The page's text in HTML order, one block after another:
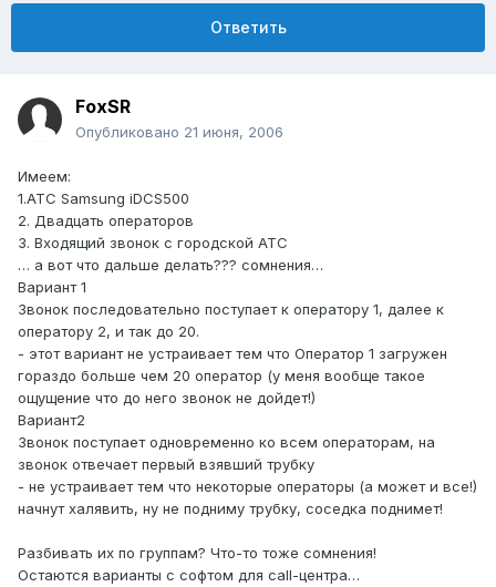
Ответить
FoxSR
Опубликовано 21 июня, 2006
Имеем:
1.АТС Samsung iDCS500
2. Двадцать операторов
3. Входящий звонок с городской АТС
… а вот что дальше делать??? сомнения…
Вариант 1
Звонок последовательно поступает к оператору 1, далее к
оператору 2, и так до 20.
- этот вариант не устраивает тем что Оператор 1 загружен
гораздо больше чем 20 оператор (у меня вообще такое
ощущение что до него звонок не дойдет!)
Вариант2
Звонок поступает одновременно ко всем операторам, на
звонок отвечает первый взявший трубку
- не устраивает тем что некоторые операторы (а может и все!)
начнут халявить, ну не подниму трубку, соседка поднимет!
Разбивать их по группам? Что-то тоже сомнения!
Остаются варианты с софтом для call-центра…